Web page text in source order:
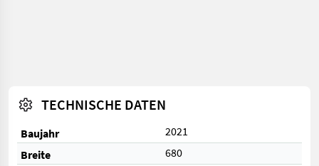
TECHNISCHE DATEN
Baujahr
2021
Breite
680